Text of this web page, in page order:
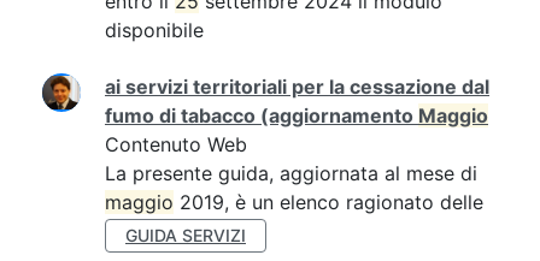
disponibile
ai servizi territoriali per la cessazione dal
fumo di tabacco (aggiornamento Maggio
Contenuto Web
La presente guida, aggiornata al mese di
maggio 2019, è un elenco ragionato delle
GUIDA SERVIZI